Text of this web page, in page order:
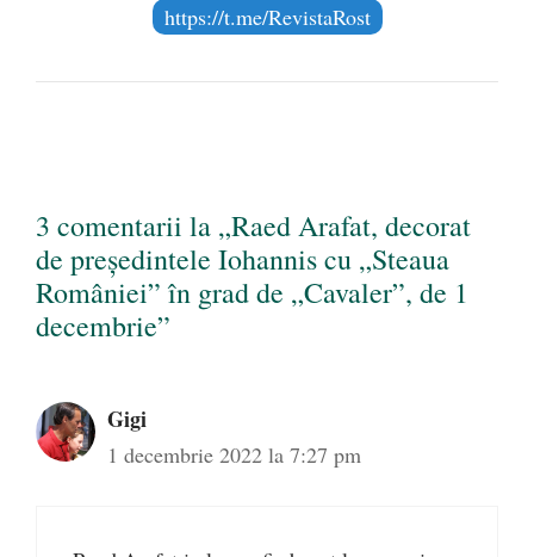
https://t.me/RevistaRost
3 comentarii la „Raed Arafat, decorat
de președintele Iohannis cu „Steaua
României” în grad de „Cavaler”, de 1
decembrie”
Gigi
1 decembrie 2022 la 7:27 pm